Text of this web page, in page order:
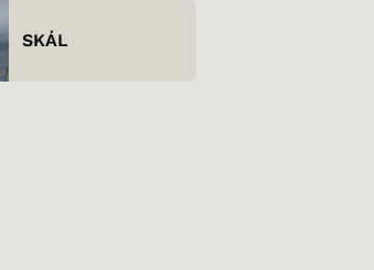
SKÁL